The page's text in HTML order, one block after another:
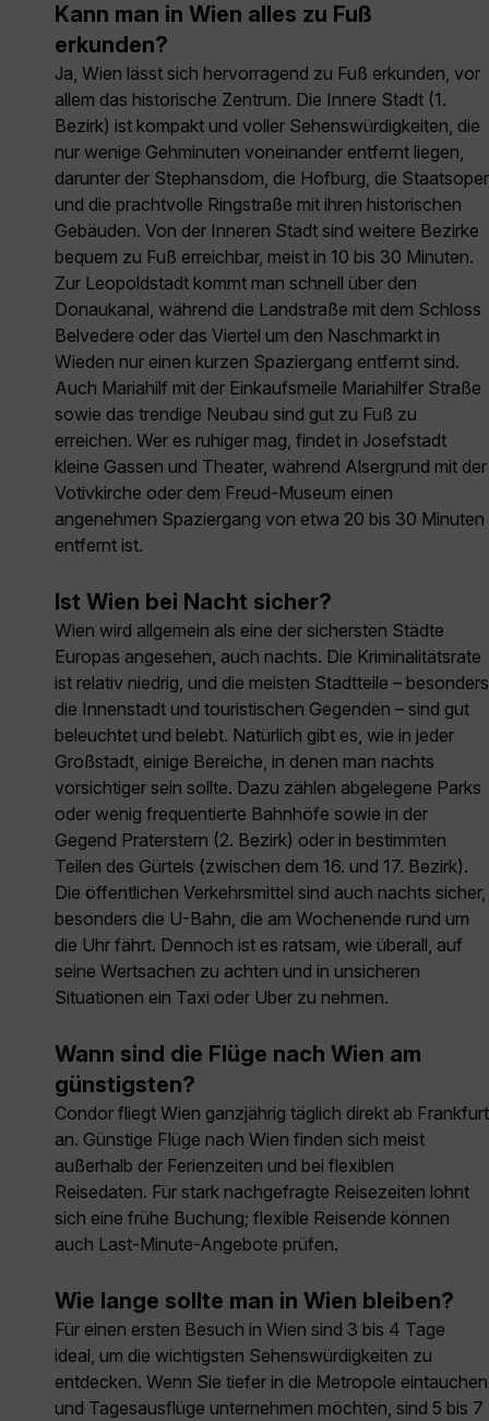
Kann man in Wien alles zu Fuß
erkunden?
Ja, Wien lässt sich hervorragend zu Fuß erkunden, vor
allem das historische Zentrum. Die Innere Stadt (1.
Bezirk) ist kompakt und voller Sehenswürdigkeiten, die
nur wenige Gehminuten voneinander entfernt liegen,
darunter der Stephansdom, die Hofburg, die Staatsoper
und die prachtvolle Ringstraße mit ihren historischen
Gebäuden. Von der Inneren Stadt sind weitere Bezirke
bequem zu Fuß erreichbar, meist in 10 bis 30 Minuten.
Zur Leopoldstadt kommt man schnell über den
Donaukanal, während die Landstraße mit dem Schloss
Belvedere oder das Viertel um den Naschmarkt in
Wieden nur einen kurzen Spaziergang entfernt sind.
Auch Mariahilf mit der Einkaufsmeile Mariahilfer Straße
sowie das trendige Neubau sind gut zu Fuß zu
erreichen. Wer es ruhiger mag, findet in Josefstadt
kleine Gassen und Theater, während Alsergrund mit der
Votivkirche oder dem Freud-Museum einen
angenehmen Spaziergang von etwa 20 bis 30 Minuten
entfernt ist.
Ist Wien bei Nacht sicher?
Wien wird allgemein als eine der sichersten Städte
Europas angesehen, auch nachts. Die Kriminalitätsrate
ist relativ niedrig, und die meisten Stadtteile – besonders
die Innenstadt und touristischen Gegenden – sind gut
beleuchtet und belebt. Natürlich gibt es, wie in jeder
Großstadt, einige Bereiche, in denen man nachts
vorsichtiger sein sollte. Dazu zählen abgelegene Parks
oder wenig frequentierte Bahnhöfe sowie in der
Gegend Praterstern (2. Bezirk) oder in bestimmten
Teilen des Gürtels (zwischen dem 16. und 17. Bezirk).
Die öffentlichen Verkehrsmittel sind auch nachts sicher,
besonders die U-Bahn, die am Wochenende rund um
die Uhr fährt. Dennoch ist es ratsam, wie überall, auf
seine Wertsachen zu achten und in unsicheren
Situationen ein Taxi oder Uber zu nehmen.
Wann sind die Flüge nach Wien am
günstigsten?
Condor fliegt Wien ganzjährig täglich direkt ab Frankfurt
an. Günstige Flüge nach Wien finden sich meist
außerhalb der Ferienzeiten und bei flexiblen
Reisedaten. Für stark nachgefragte Reisezeiten lohnt
sich eine frühe Buchung; flexible Reisende können
auch Last-Minute-Angebote prüfen.
Wie lange sollte man in Wien bleiben?
Für einen ersten Besuch in Wien sind 3 bis 4 Tage
ideal, um die wichtigsten Sehenswürdigkeiten zu
entdecken. Wenn Sie tiefer in die Metropole eintauchen
und Tagesausflüge unternehmen möchten, sind 5 bis 7